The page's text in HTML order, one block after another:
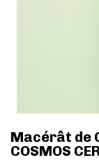
Macérât de
COSMOS